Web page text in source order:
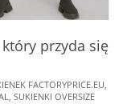
przyda się
FACTORYPRICE.EU,
, SUKIENKI OVERSIZE